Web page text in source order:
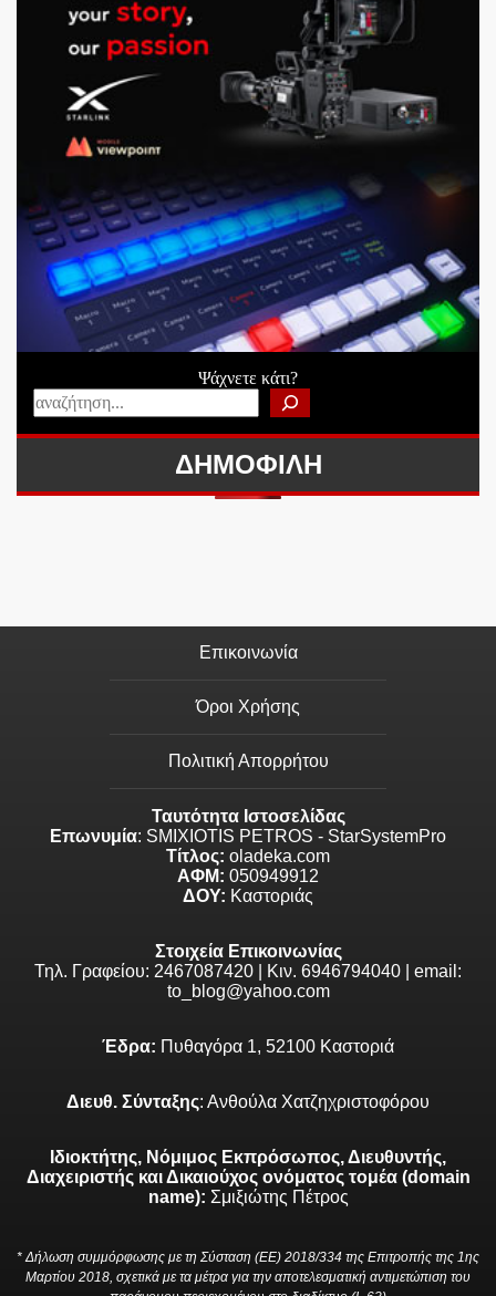
Ψάχνετε κάτι?
ΔΗΜΟΦΙΛΗ
Επικοινωνία
Όροι Χρήσης
Πολιτική Απορρήτου
Ταυτότητα Ιστοσελίδας
Επωνυμία: SMIXIOTIS PETROS - StarSystemPro
Τίτλος: oladeka.com
ΑΦΜ: 050949912
ΔΟΥ: Καστοριάς
Στοιχεία Επικοινωνίας
Τηλ. Γραφείου: 2467087420 | Κιν. 6946794040 | email:
to_blog@yahoo.com
Έδρα: Πυθαγόρα 1, 52100 Καστοριά
Διευθ. Σύνταξης: Ανθούλα Χατζηχριστοφόρου
Ιδιοκτήτης, Νόμιμος Εκπρόσωπος, Διευθυντής,
Διαχειριστής και Δικαιούχος ονόματος τομέα (domain
name): Σμιξιώτης Πέτρος
* Δήλωση συμμόρφωσης με τη Σύσταση (ΕΕ) 2018/334 της Επιτροπής της 1ης
Μαρτίου 2018, σχετικά με τα μέτρα για την αποτελεσματική αντιμετώπιση του